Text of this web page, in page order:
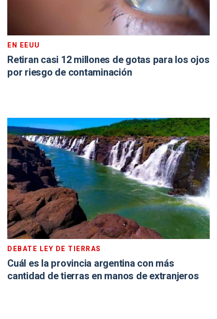
EN EEUU
Retiran casi 12 millones de gotas para los ojos
por riesgo de contaminación
DEBATE LEY DE TIERRAS
Cuál es la provincia argentina con más
cantidad de tierras en manos de extranjeros